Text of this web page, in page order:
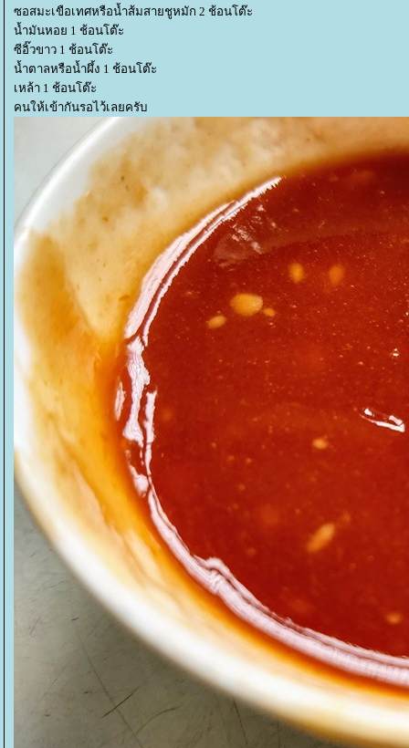
ซอสมะเขือเทศหรือน้ำส้มสายชูหมัก 2 ช้อนโต๊ะ
น้ำมันหอย 1 ช้อนโต๊ะ
ซีอิ๊วขาว 1 ช้อนโต๊ะ
น้ำตาลหรือน้ำผึ้ง 1 ช้อนโต๊ะ
เหล้า 1 ช้อนโต๊ะ
คนให้เข้ากันรอไว้เลยครับ